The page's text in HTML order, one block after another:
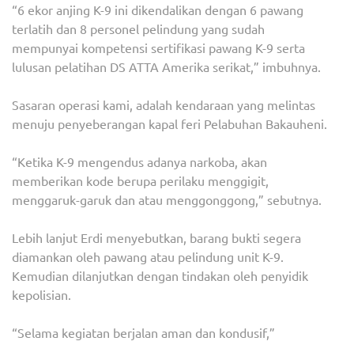
“6 ekor anjing K-9 ini dikendalikan dengan 6 pawang
terlatih dan 8 personel pelindung yang sudah
mempunyai kompetensi sertifikasi pawang K-9 serta
lulusan pelatihan DS ATTA Amerika serikat,” imbuhnya.
Sasaran operasi kami, adalah kendaraan yang melintas
menuju penyeberangan kapal feri Pelabuhan Bakauheni.
“Ketika K-9 mengendus adanya narkoba, akan
memberikan kode berupa perilaku menggigit,
menggaruk-garuk dan atau menggonggong,” sebutnya.
Lebih lanjut Erdi menyebutkan, barang bukti segera
diamankan oleh pawang atau pelindung unit K-9.
Kemudian dilanjutkan dengan tindakan oleh penyidik
kepolisian.
“Selama kegiatan berjalan aman dan kondusif,”